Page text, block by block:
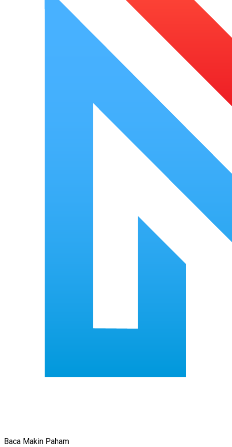
Baca Makin Paham